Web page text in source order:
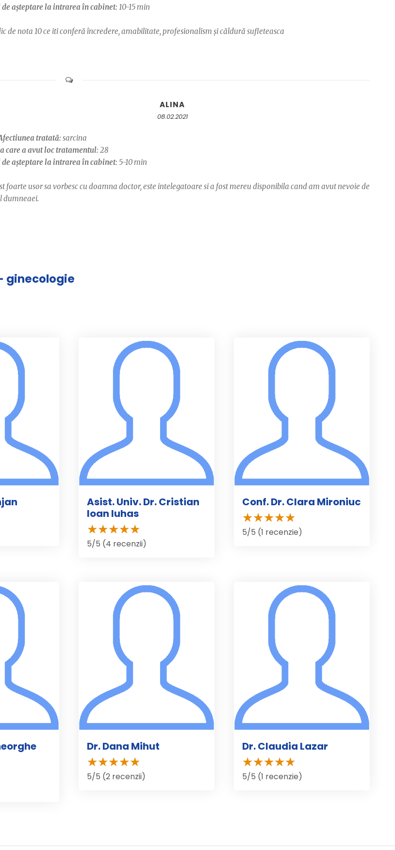
așteptare la intrarea în cabinet: 10-15 min
de nota 10 ce iti conferă încredere, amabilitate, profesionalism și căldură sufleteasca
ALINA
08.02.2021
tratată: sarcina
care a avut loc tratamentul: 28
așteptare la intrarea în cabinet: 5-10 min
foarte usor sa vorbesc cu doamna doctor, este intelegatoare si a fost mereu disponibila cand am avut nevoie de
dumneaei.
ginecologie
Asist. Univ. Dr. Cristian
Ioan Iuhas
5/5 (4 recenzii)
Conf. Dr. Clara Mironiuc
5/5 (1 recenzie)
Dr. Dana Mihut
5/5 (2 recenzii)
Dr. Claudia Lazar
5/5 (1 recenzie)